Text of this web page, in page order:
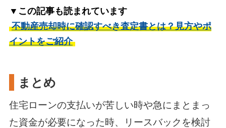
▼この記事も読まれています
不動産売却時に確認すべき査定書とは？見方やポ
イントをご紹介
まとめ
住宅ローンの支払いが苦しい時や急にまとまっ
た資金が必要になった時、リースバックを検討